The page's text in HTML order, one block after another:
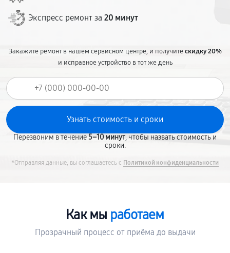
Экспресс ремонт за 20 минут
Закажите ремонт в нашем сервисном центре, и получитескидку 20%
и исправное устройство в тот же день
Перезвоним в течение5–10 минут, чтобы назвать стоимость и
сроки.
*Отправляя данные, вы соглашаетесь с Политикой конфиденциальности
Как мы работаем
Прозрачный процесс от приёма до выдачи